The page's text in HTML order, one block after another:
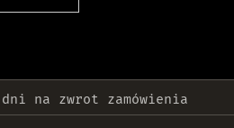
na zwrot zamówienia